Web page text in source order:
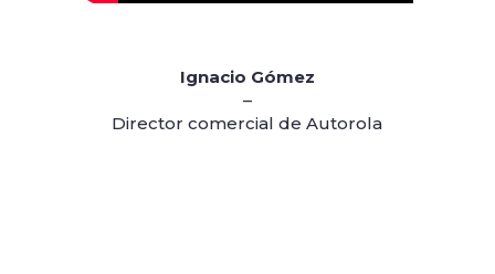
Ignacio Gómez
–
Director comercial de Autorola